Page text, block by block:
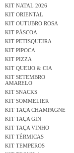
KIT NATAL 2026
KIT ORIENTAL
KIT OUTUBRO ROSA
KIT PÁSCOA
KIT PETISQUEIRA
KIT PIPOCA
KIT PIZZA
KIT QUEIJO & CIA
KIT SETEMBRO
AMARELO
KIT SNACKS
KIT SOMMELIER
KIT TAÇA CHAMPAGNE
KIT TAÇA GIN
KIT TAÇA VINHO
KIT TÉRMICAS
KIT TEMPEROS